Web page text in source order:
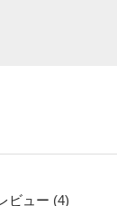
ビュー (4)